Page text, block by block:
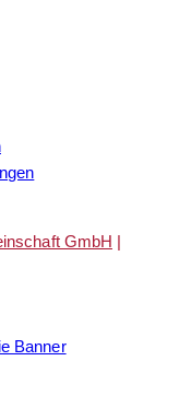
GmbH |
Banner